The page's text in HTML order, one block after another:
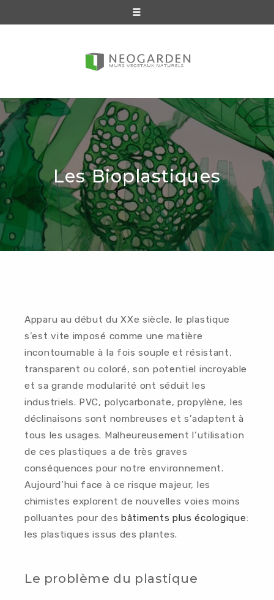
Les Bioplastiques
Apparu au début du XXe siècle, le plastique
s’est vite imposé comme une matière
incontournable à la fois souple et résistant,
transparent ou coloré, son potentiel incroyable
et sa grande modularité ont séduit les
industriels. PVC, polycarbonate, propylène, les
déclinaisons sont nombreuses et s’adaptent à
tous les usages. Malheureusement l’utilisation
de ces plastiques a de très graves
conséquences pour notre environnement.
Aujourd’hui face à ce risque majeur, les
chimistes explorent de nouvelles voies moins
polluantes pour des bâtiments plus écologique:
les plastiques issus des plantes.
Le problème du plastique